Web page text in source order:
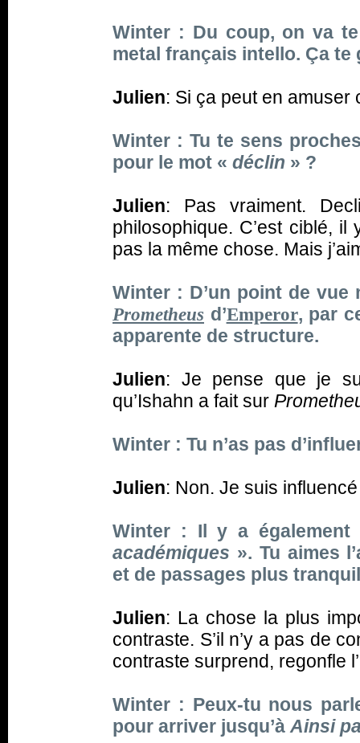
Winter : Du coup, on va
metal français intello. Ça te
Julien: Si ça peut en amuser
Winter : Tu te sens
pour le mot « déclin » ?
Julien: Pas vraiment.
philosophique. C’est ciblé,
pas la même chose. Mais
Winter : D’un point de
Prometheus d’Emperor, par
apparente de structure.
Julien: Je pense que je
qu’Ishahn a fait sur
Winter : Tu n’as pas
Julien: Non. Je suis
Winter : Il y a également
académiques ». Tu aimes
et de passages plus
Julien: La chose la plus
contraste. S’il n’y a pas de
contraste surprend, regonfle
Winter : Peux-tu nous
pour arriver jusqu’à Ainsi